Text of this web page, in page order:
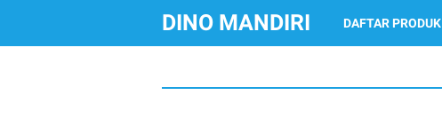
DINO MANDIRI DAFTAR PRODUK